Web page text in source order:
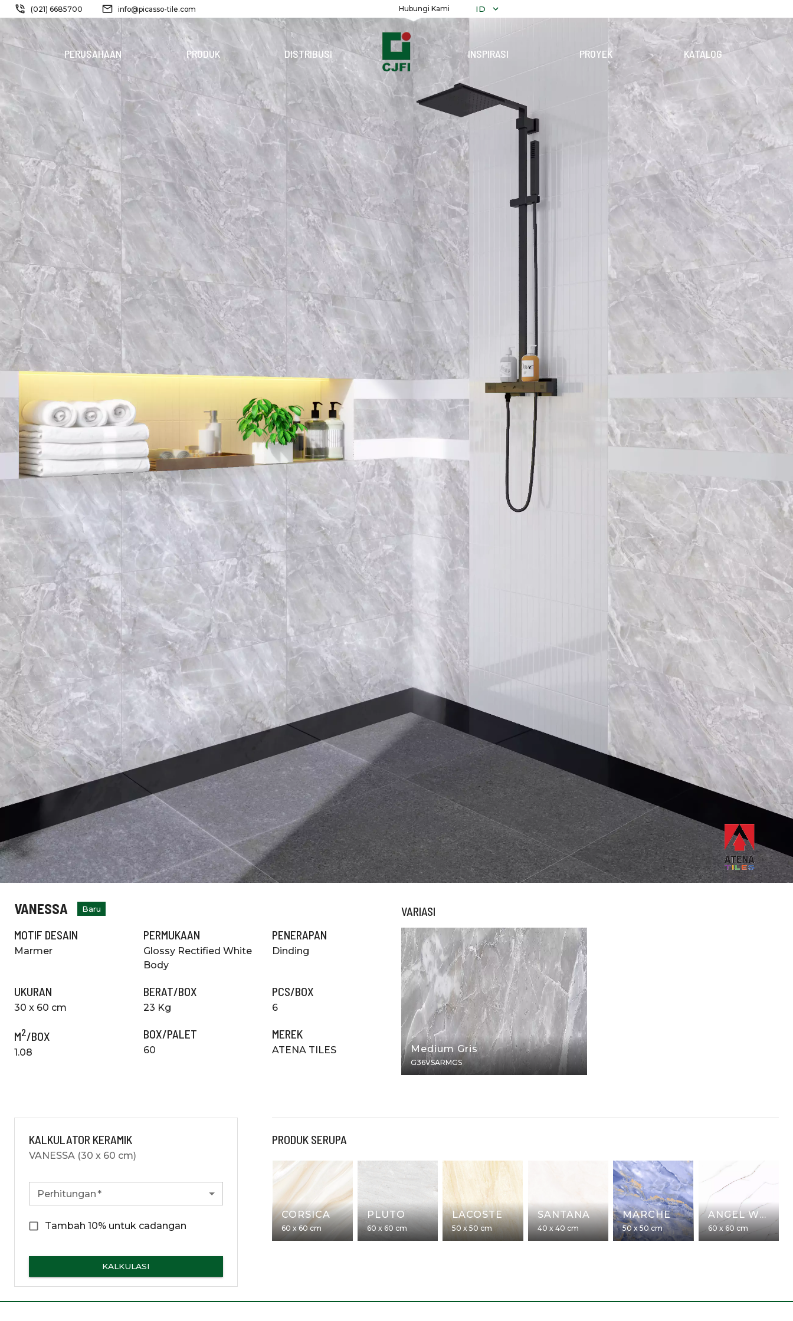
(021) 6685700 info@picasso-tile.com Hubungi Kami ID
PERUSAHAAN PRODUK
PRODUK BARU
FERRIDE ALEXANDRIT
STORM RECON
PINATUBO PARAMARTA
LIHAT SEMUA
MEREK KAMI
TELUSURI
SEMUA KOLEKSI
TERRAZZO
PRODUK
UNDUH KATALOG
PENERAPAN KERAMIK
DINDING
LANTAI
15 x 30 cm 20 x 25 cm
20 x 40 cm
25 x 25 cm
30 x 30 cm
30 x 60 cm
40 x 40 cm
50 x 50 cm 60 x 120 cm 60 x 60 cm 80 x 80 cm
DISTRIBUSI INSPIRASI PROYEK KATALOG
VANESSA Baru
MOTIF DESAIN
Marmer
PERMUKAAN
Glossy Rectified White
Body
PENERAPAN
Dinding
UKURAN
30 x 60 cm
BERAT/BOX
23 Kg
PCS/BOX
6
M2/BOX
1.08
BOX/PALET
60
MEREK
ATENA TILES
VARIASI
Medium Gris
G36VSARMGS
KALKULATOR KERAMIK
VANESSA (30 x 60 cm)
Perhitungan*
Tambah 10% untuk cadangan
KALKULASI
PRODUK SERUPA
CORSICA
60 x 60 cm
PLUTO
60 x 60 cm
LACOSTE
50 x 50 cm
SANTANA
40 x 40 cm
MARCHE
50 x 50 cm
ANGEL WHITE
60 x 60 cm